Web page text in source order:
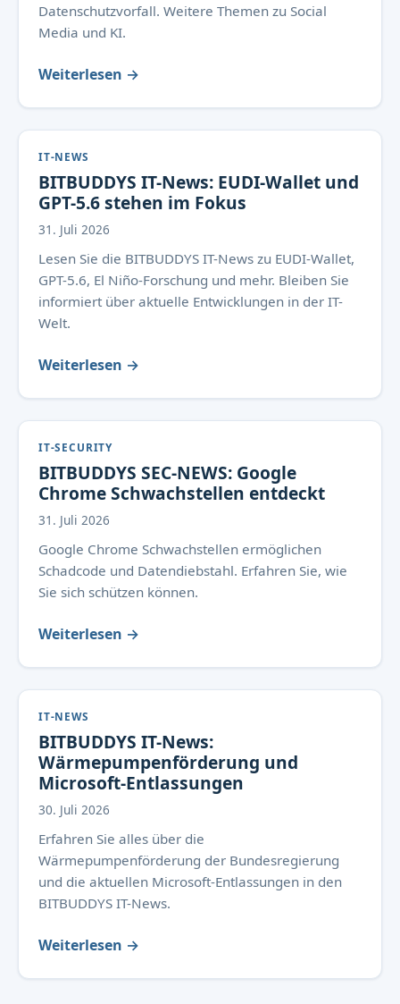
Datenschutzvorfall. Weitere Themen zu Social
Media und KI.
Weiterlesen →
IT-NEWS
BITBUDDYS IT-News: EUDI-Wallet und
GPT-5.6 stehen im Fokus
31. Juli 2026
Lesen Sie die BITBUDDYS IT-News zu EUDI-Wallet,
GPT-5.6, El Niño-Forschung und mehr. Bleiben Sie
informiert über aktuelle Entwicklungen in der IT-
Welt.
Weiterlesen →
IT-SECURITY
BITBUDDYS SEC-NEWS: Google
Chrome Schwachstellen entdeckt
31. Juli 2026
Google Chrome Schwachstellen ermöglichen
Schadcode und Datendiebstahl. Erfahren Sie, wie
Sie sich schützen können.
Weiterlesen →
IT-NEWS
BITBUDDYS IT-News:
Wärmepumpenförderung und
Microsoft-Entlassungen
30. Juli 2026
Erfahren Sie alles über die
Wärmepumpenförderung der Bundesregierung
und die aktuellen Microsoft-Entlassungen in den
BITBUDDYS IT-News.
Weiterlesen →